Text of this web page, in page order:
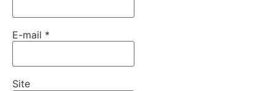
E-mail *
Site